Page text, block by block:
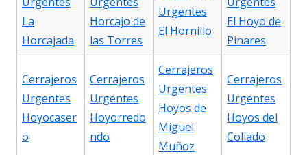
La
Horcajada
Horcajo de
las Torres
Urgentes
El Hornillo
El Hoyo de
Pinares
Cerrajeros
Urgentes
Hoyocaser
o
Cerrajeros
Urgentes
Hoyorredo
ndo
Cerrajeros
Urgentes
Hoyos de
Miguel
Muñoz
Cerrajeros
Urgentes
Hoyos del
Collado